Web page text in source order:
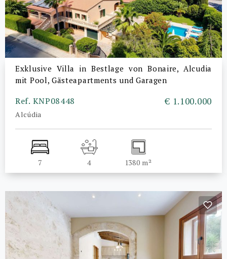
Exklusive Villa in Bestlage von Bonaire, Alcudia
mit Pool, Gästeapartments und Garagen
Ref. KNP08448
Alcúdia
€ 1.100.000
7 4 1380 m²